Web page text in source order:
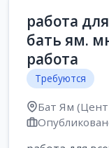
работа
бать ям.
работа
Требуются
Бат Ям